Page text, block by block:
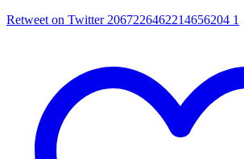
Retweet on Twitter 2067226462214656204 1